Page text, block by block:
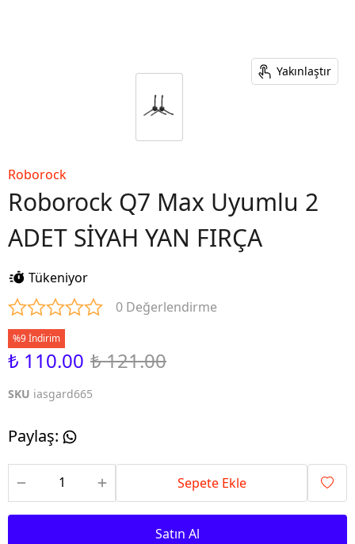
Yakınlaştır
Roborock
Roborock Q7 Max Uyumlu 2
ADET SİYAH YAN FIRÇA
Tükeniyor
0 Değerlendirme
%9 İndirim
₺ 110.00 ₺ 121.00
SKU iasgard665
Paylaş:
Sepete Ekle
Satın Al